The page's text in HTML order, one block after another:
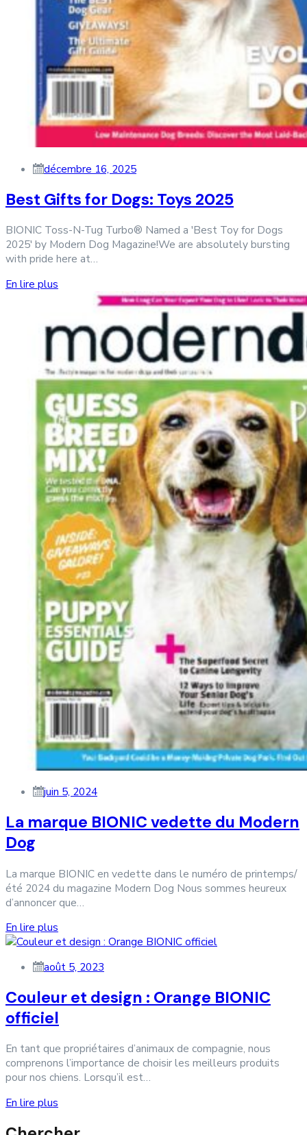
décembre 16, 2025
Best Gifts for Dogs: Toys 2025
BIONIC Toss-N-Tug Turbo® Named a 'Best Toy for Dogs
2025' by Modern Dog Magazine!We are absolutely bursting
with pride here at…
En lire plus
juin 5, 2024
La marque BIONIC vedette du Modern
Dog
La marque BIONIC en vedette dans le numéro de printemps/
été 2024 du magazine Modern Dog Nous sommes heureux
d’annoncer que…
En lire plus
août 5, 2023
Couleur et design : Orange BIONIC
officiel
En tant que propriétaires d’animaux de compagnie, nous
comprenons l’importance de choisir les meilleurs produits
pour nos chiens. Lorsqu’il est…
En lire plus